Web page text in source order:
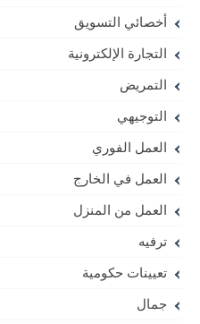
أخصائي التسويق
التجارة الإلكترونية
التمريض
التوجيهي
العمل الفوري
العمل في الخارج
العمل من المنزل
ترفيه
تعيينات حكومية
جمال